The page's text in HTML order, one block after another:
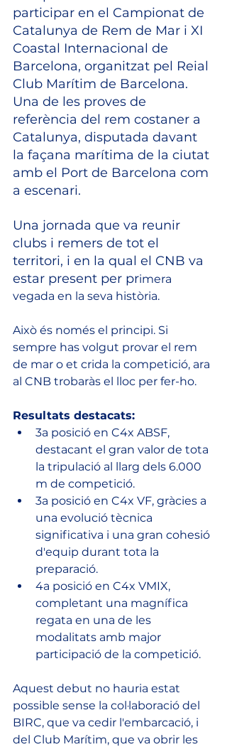
participar en el Campionat de
Catalunya de Rem de Mar i XI
Coastal Internacional de
Barcelona, organitzat pel Reial
Club Marítim de Barcelona.
Una de les proves de
referència del rem costaner a
Catalunya, disputada davant
la façana marítima de la ciutat
amb el Port de Barcelona com
a escenari.
Una jornada que va reunir
clubs i remers de tot el
territori, i en la qual el CNB va
estar present per primera
vegada en la seva història.
Això és només el principi. Si
sempre has volgut provar el rem
de mar o et crida la competició, ara
al CNB trobaràs el lloc per fer-ho.
Resultats destacats:
3a posició en C4x ABSF,
destacant el gran valor de tota
la tripulació al llarg dels 6.000
m de competició.
3a posició en C4x VF, gràcies a
una evolució tècnica
significativa i una gran cohesió
d'equip durant tota la
preparació.
4a posició en C4x VMIX,
completant una magnífica
regata en una de les
modalitats amb major
participació de la competició.
Aquest debut no hauria estat
possible sense la col·laboració del
BIRC, que va cedir l'embarcació, i
del Club Marítim, que va obrir les